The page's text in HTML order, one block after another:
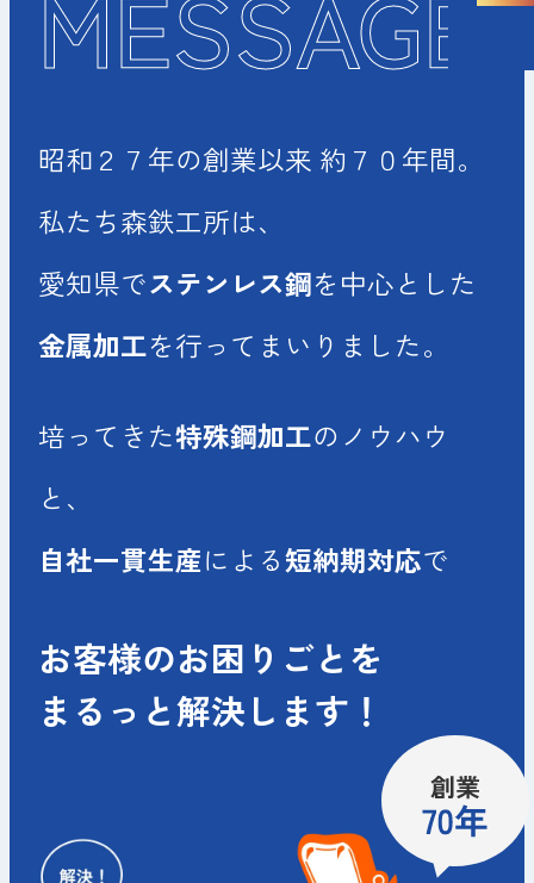
昭和２７年の創業以来 約７０年間。
私たち森鉄工所は、
愛知県でステンレス鋼を中心とした
金属加工を行ってまいりました。
培ってきた特殊鋼加工のノウハウ
と、
自社一貫生産による短納期対応で
お客様のお困りごとを
まるっと解決します！